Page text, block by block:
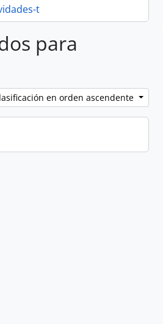
t
para
en orden ascendente